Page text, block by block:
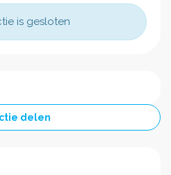
is gesloten
delen